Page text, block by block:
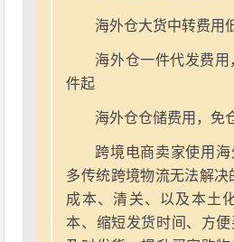
海外仓大货中转费用
海外仓一件代发费
件起
海外仓仓储费用，免
跨境电商卖家使用
多传统跨境物流无法解决
成本、清关、以及本土
本、缩短发货时间、方便